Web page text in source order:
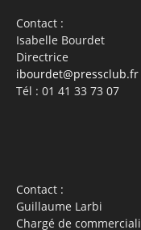
Contact :
Isabelle Bourdet
Directrice
ibourdet@pressclub.fr
Tél : 01 41 33 73 07
Contact :
Guillaume Larbi
Chargé de